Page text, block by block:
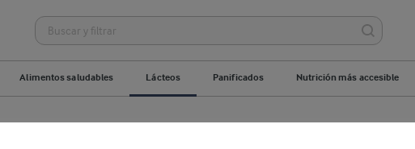
Alimentos saludables Lácteos Panificados Nutrición más accesible